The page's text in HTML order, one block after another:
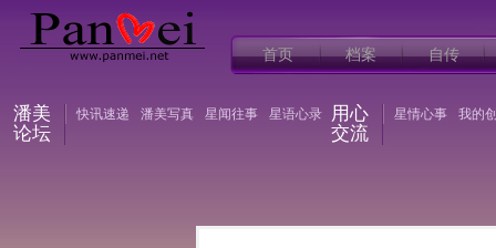
首页 档案 自传
潘美
论坛
快讯速递 潘美写真 星闻往事 星语心录
用心
交流
星情心事 我的